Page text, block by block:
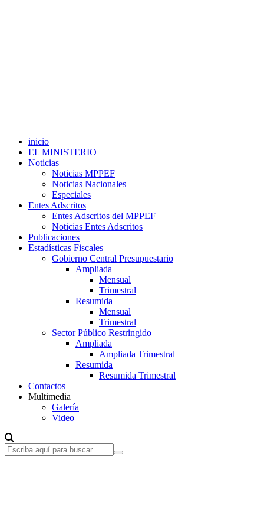
inicio
EL MINISTERIO
Noticias
Noticias MPPEF
Noticias Nacionales
Especiales
Entes Adscritos
Entes Adscritos del MPPEF
Noticias Entes Adscritos
Publicaciones
Estadísticas Fiscales
Gobierno Central Presupuestario
Ampliada
Mensual
Trimestral
Resumida
Mensual
Trimestral
Sector Público Restringido
Ampliada
Ampliada Trimestral
Resumida
Resumida Trimestral
Contactos
Multimedia
Galería
Video